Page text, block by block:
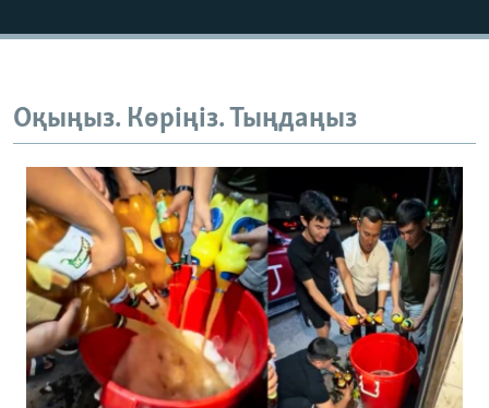
Оқыңыз. Көріңіз. Тыңдаңыз